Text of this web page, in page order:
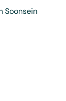
Soonsein